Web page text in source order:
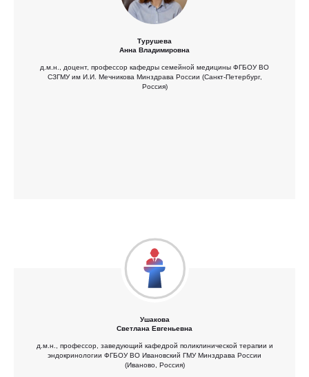
Турушева
Анна Владимировна
д.м.н., доцент, профессор кафедры семейной медицины ФГБОУ ВО
СЗГМУ им И.И. Мечникова Минздрава России (Санкт-Петербург,
Россия)
Ушакова
Светлана Евгеньевна
д.м.н., профессор, заведующий кафедрой поликлинической терапии и
эндокринологии ФГБОУ ВО Ивановский ГМУ Минздрава России
(Иваново, Россия)